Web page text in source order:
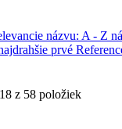
názvu: A - Z
prvé
z 58 položiek